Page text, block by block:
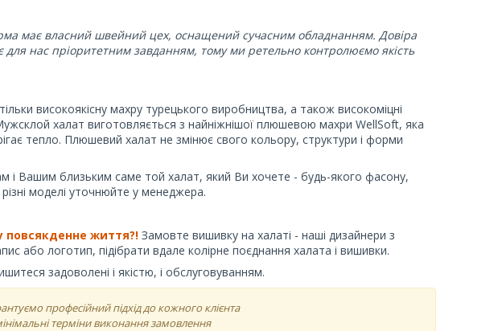
має власний швейний цех, оснащений сучасним обладнанням. Довіра
є для нас пріоритетним завданням, тому ми ретельно контролюємо якість
високоякісну махру турецького виробництва, а також високоміцні
халат виготовляється з найніжнішої плюшевою махри WellSoft, яка
тепло. Плюшевий халат не змінює свого кольору, структури і форми
і Вашим близьким саме той халат, який Ви хочете - будь-якого фасону,
моделі уточнюйте у менеджера.
повсякденне життя?! Замовте вишивку на халаті - наші дизайнери з
або логотип, підібрати вдале колірне поєднання халата і вишивки.
задоволені і якістю, і обслуговуванням.
професійний підхід до кожного клієнта
терміни виконання замовлення